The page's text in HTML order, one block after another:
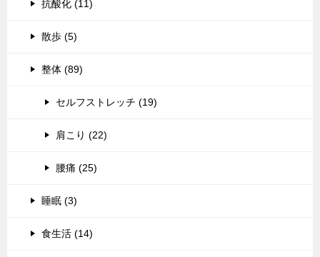
抗酸化 (11)
散歩 (5)
整体 (89)
セルフストレッチ (19)
肩こり (22)
腰痛 (25)
睡眠 (3)
食生活 (14)